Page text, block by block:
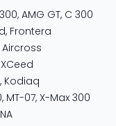
, AMG GT, C 300
, Frontera
Aircross
XCeed
, Kodiaq
, MT-07, X-Max 300